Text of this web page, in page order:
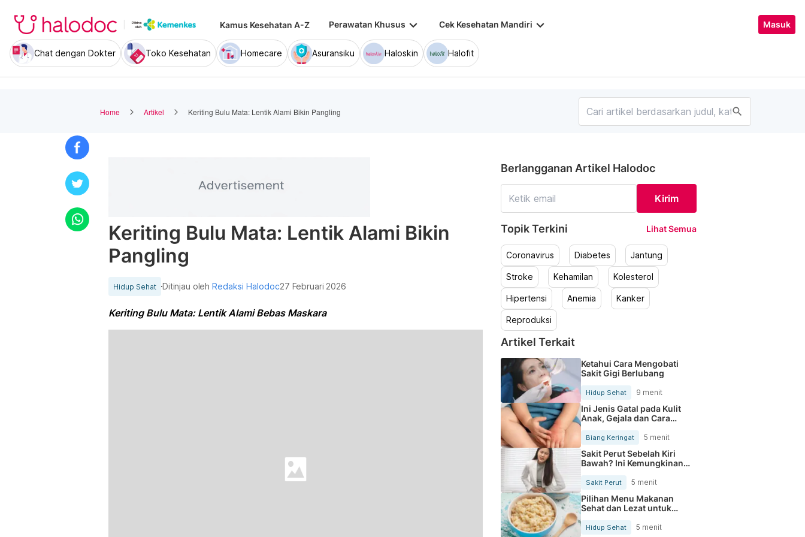
Kamus Kesehatan A-Z Perawatan Khusus keyboard_arrow_down Cek Kesehatan Mandiri keyboard_arrow_down Masuk
Chat dengan Dokter Toko Kesehatan Homecare Asuransiku Haloskin Halofit
Home Artikel Keriting Bulu Mata: Lentik Alami Bikin Pangling search
Keriting Bulu Mata: Lentik Alami Bikin
Pangling
Hidup Sehat Ditinjau olehRedaksi Halodoc27 Februari 2026
Keriting Bulu Mata: Lentik Alami Bebas Maskara
Berlangganan Artikel Halodoc
Kirim
Topik Terkini Lihat Semua
Coronavirus Diabetes Jantung
Stroke Kehamilan Kolesterol
Hipertensi Anemia Kanker
Reproduksi
Artikel Terkait
Ketahui Cara Mengobati
Sakit Gigi Berlubang
Hidup Sehat 9 menit
Ini Jenis Gatal pada Kulit
Anak, Gejala dan Cara
Mengobatinya
Biang Keringat 5 menit
Sakit Perut Sebelah Kiri
Bawah? Ini Kemungkinan
Sakit Perut 5 menit
Pilihan Menu Makanan
Sehat dan Lezat untuk
Mengurangi Kolesterol
Hidup Sehat 5 menit